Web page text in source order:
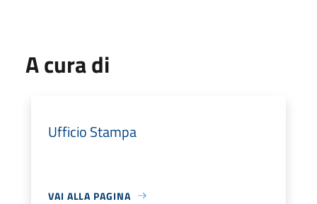
A cura di
Ufficio Stampa
VAI ALLA PAGINA